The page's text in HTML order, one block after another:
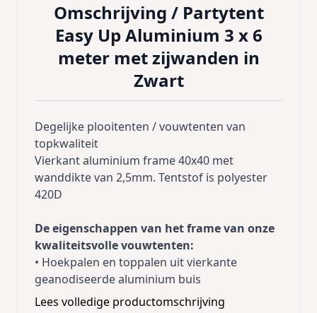
Omschrijving / Partytent
Easy Up Aluminium 3 x 6
meter met zijwanden in
Zwart
Degelijke plooitenten / vouwtenten van
topkwaliteit
Vierkant aluminium frame 40x40 met
wanddikte van 2,5mm. Tentstof is polyester
420D
De eigenschappen van het frame van onze
kwaliteitsvolle vouwtenten:
• Hoekpalen en toppalen uit vierkante
geanodiseerde aluminium buis
40x40mm, wanddikte 2,5 mm en binnenin
Lees volledige productomschrijving